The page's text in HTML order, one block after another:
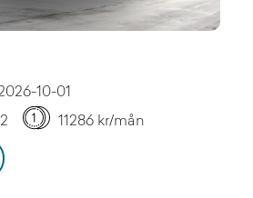
10-01
11286 kr/mån